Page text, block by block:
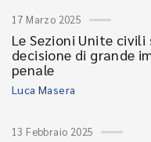
17 Marzo 2025
Le Sezioni Unite
decisione di grande
penale
Luca Masera
13 Febbraio 2025